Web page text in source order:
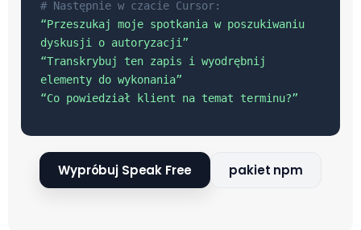
# Następnie w czacie Cursor:
“Przeszukaj moje spotkania w poszukiwaniu
dyskusji o autoryzacji”
“Transkrybuj ten zapis i wyodrębnij
elementy do wykonania”
“Co powiedział klient na temat terminu?”
Wypróbuj Speak Free pakiet npm